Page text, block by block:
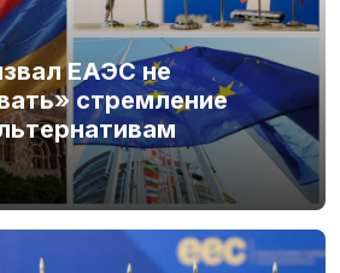
ЕАЭС не
стремление